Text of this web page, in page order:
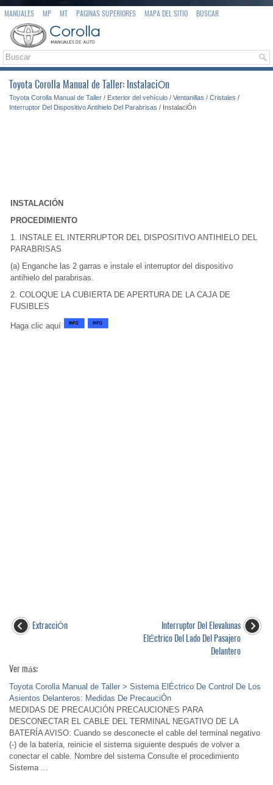
MANUALES MP MT PAGINAS SUPERIORES MAPA DEL SITIO BUSCAR
Toyota Corolla Manual de Taller: InstalaciÓn
Toyota Corolla Manual de Taller / Exterior del vehículo / Ventanillas / Cristales /
Interruptor Del Dispositivo Antihielo Del Parabrisas / InstalaciÓn
INSTALACIÓN
PROCEDIMIENTO
1. INSTALE EL INTERRUPTOR DEL DISPOSITIVO ANTIHIELO DEL
PARABRISAS
(a) Enganche las 2 garras e instale el interruptor del dispositivo
antihielo del parabrisas.
2. COLOQUE LA CUBIERTA DE APERTURA DE LA CAJA DE
FUSIBLES
Haga clic aquí
ExtracciÓn
Interruptor Del Elevalunas
ElÉctrico Del Lado Del Pasajero
Delantero
Ver más:
Toyota Corolla Manual de Taller > Sistema ElÉctrico De Control De Los
Asientos Delanteros: Medidas De PrecauciÓn
MEDIDAS DE PRECAUCIÓN PRECAUCIONES PARA
DESCONECTAR EL CABLE DEL TERMINAL NEGATIVO DE LA
BATERÍA AVISO: Cuando se desconecte el cable del terminal negativo
(-) de la batería, reinicie el sistema siguiente después de volver a
conectar el cable. Nombre del sistema Consulte el procedimiento
Sistema ...